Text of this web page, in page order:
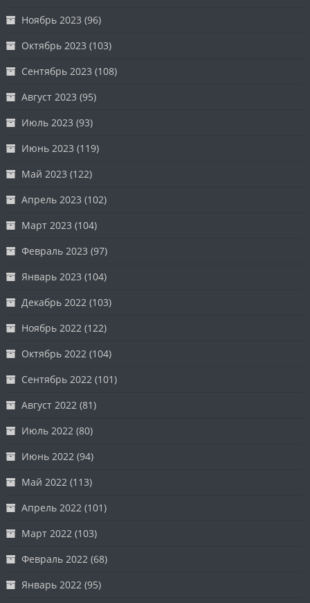
Ноябрь 2023 (96)
Октябрь 2023 (103)
Сентябрь 2023 (108)
Август 2023 (95)
Июль 2023 (93)
Июнь 2023 (119)
Май 2023 (122)
Апрель 2023 (102)
Март 2023 (104)
Февраль 2023 (97)
Январь 2023 (104)
Декабрь 2022 (103)
Ноябрь 2022 (122)
Октябрь 2022 (104)
Сентябрь 2022 (101)
Август 2022 (81)
Июль 2022 (80)
Июнь 2022 (94)
Май 2022 (113)
Апрель 2022 (101)
Март 2022 (103)
Февраль 2022 (68)
Январь 2022 (95)